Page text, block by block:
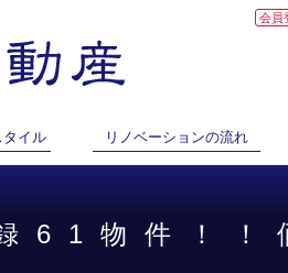
会員
タイル リノベーションの流れ
61物件！！